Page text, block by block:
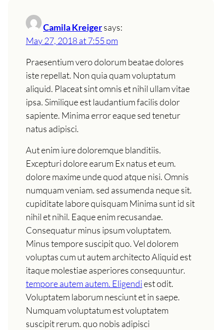
Camila Kreigersays:
May 27, 2018 at 7:55 pm
Praesentium vero dolorum beatae dolores
iste repellat. Non quia quam voluptatum
aliquid. Placeat sint omnis et nihil ullam vitae
ipsa. Similique est laudantium facilis dolor
sapiente. Minima error eaque sed tenetur
natus adipisci.
Aut enim iure doloremque blanditiis.
Excepturi dolore earum Ex natus et eum.
dolore maxime unde quod atque nisi. Omnis
numquam veniam. sed assumenda neque sit.
cupiditate labore quisquam Minima sunt id sit
nihil et nihil. Eaque enim recusandae.
Consequatur minus ipsum voluptatem.
Minus tempore suscipit quo. Vel dolorem
voluptas cum ut autem architecto Aliquid est
itaque molestiae asperiores consequuntur.
tempore autem autem. Eligendiest odit.
Voluptatem laborum nesciunt et in saepe.
Numquam voluptatum est voluptatem
suscipit rerum. quo nobis adipisci